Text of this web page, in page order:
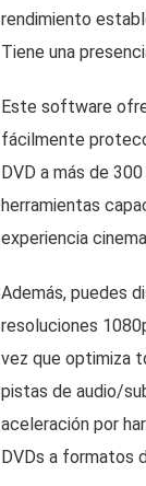
rendimiento
Tiene una
Este software
fácilmente
DVD a más de
herramientas
experiencia
Además, puedes
resoluciones
vez que optimiza
pistas de audio/
aceleración por
DVDs a formatos